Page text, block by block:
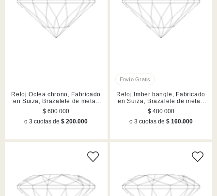
Reloj Octea chrono, Fabricado
en Suiza, Brazalete de metal,
Dorado, Acabado en tono oro
champán
$ 600.000
o 3 cuotas de$ 200.000
Reloj Imber bangle, Fabricado
en Suiza, Brazalete de metal,
Dorado, Acabado en tono oro
champán
$ 480.000
o 3 cuotas de $ 160.000